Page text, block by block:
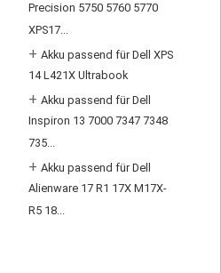
Precision 5750 5760 5770
XPS17...
+ Akku passend für Dell XPS
14 L421X Ultrabook
+ Akku passend für Dell
Inspiron 13 7000 7347 7348
735...
+ Akku passend für Dell
Alienware 17 R1 17X M17X-
R5 18...